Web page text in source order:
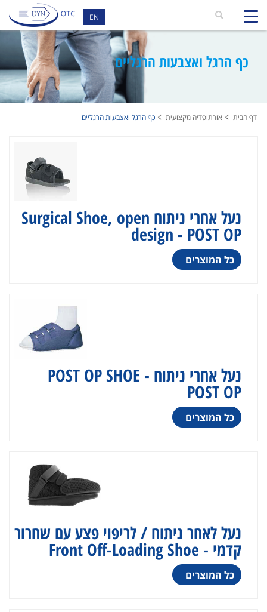
EN
כף הרגל ואצבעות הרגליים
דף הבית אורתופדיה מקצועית כף הרגל ואצבעות הרגליים
נעל אחרי ניתוח Surgical Shoe, open
design - POST OP
כל המוצרים
נעל אחרי ניתוח POST OP SHOE -
POST OP
כל המוצרים
נעל לאחר ניתוח / לריפוי פצע עם שחרור
קדמי - Front Off-Loading Shoe
כל המוצרים